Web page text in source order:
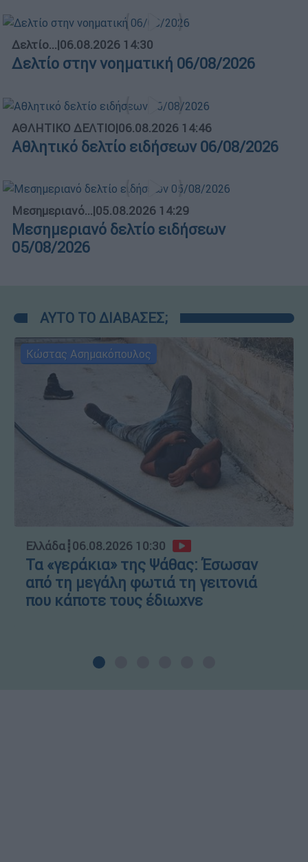
Δελτίο...|06.08.2026 14:30
Δελτίο στην νοηματική 06/08/2026
ΑΘΛΗΤΙΚΟ ΔΕΛΤΙΟ|06.08.2026 14:46
Αθλητικό δελτίο ειδήσεων 06/08/2026
Μεσημεριανό...|05.08.2026 14:29
Μεσημεριανό δελτίο ειδήσεων
05/08/2026
ΑΥΤΟ ΤΟ ΔΙΑΒΑΣΕΣ;
Κώστας Ασημακόπουλος
Ελλάδα┋06.08.2026 10:30
Τα «γεράκια» της Ψάθας: Έσωσαν
από τη μεγάλη φωτιά τη γειτονιά
που κάποτε τους έδιωχνε